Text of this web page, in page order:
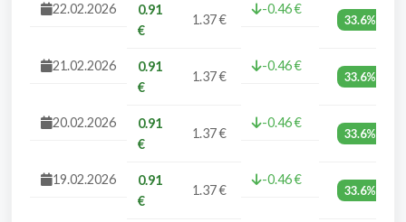
22.02.2026
0.91
€
1.37 €
-0.46 €
33.6%
21.02.2026
0.91
€
1.37 €
-0.46 €
33.6%
20.02.2026
0.91
€
1.37 €
-0.46 €
33.6%
19.02.2026
0.91
€
1.37 €
-0.46 €
33.6%